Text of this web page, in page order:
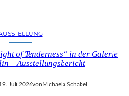
of Tenderness“ in der Galerie
– Ausstellungsbericht
19. Juli 2026von Michaela Schabel